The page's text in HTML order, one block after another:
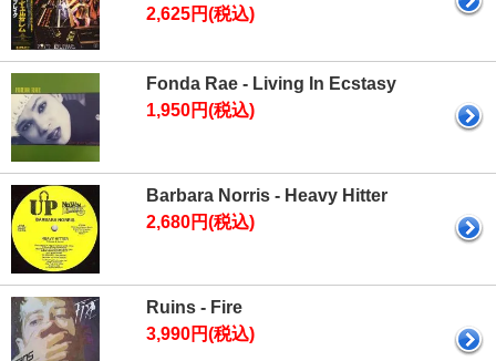
2,625円(税込)
Fonda Rae - Living In Ecstasy
1,950円(税込)
Barbara Norris - Heavy Hitter
2,680円(税込)
Ruins - Fire
3,990円(税込)